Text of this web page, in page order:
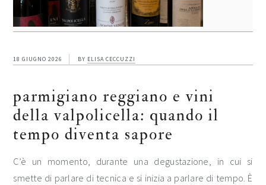
18 GIUGNO 2026 BY ELISA CECCUZZI
parmigiano reggiano e vini
della valpolicella: quando il
tempo diventa sapore
C’è un momento, durante una degustazione, in cui si
smette di parlare di tecnica e si inizia a parlare di tempo. È